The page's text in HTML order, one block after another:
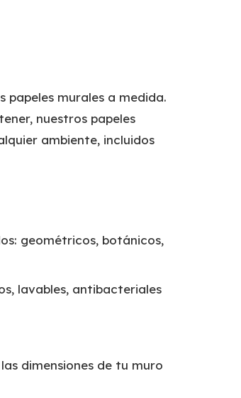
papeles murales a medida.
nuestros papeles
ambiente, incluidos
geométricos, botánicos,
lavables, antibacteriales
dimensiones de tu muro